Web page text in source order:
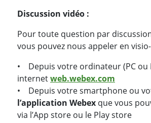
Discussion vidéo :
Pour toute question par
vous pouvez nous appeler en
• Depuis votre ordinateur (PC ou
internetweb.webex.com
• Depuis votre smartphone ou
l’application Webex que vous
via l’App store ou le Play store